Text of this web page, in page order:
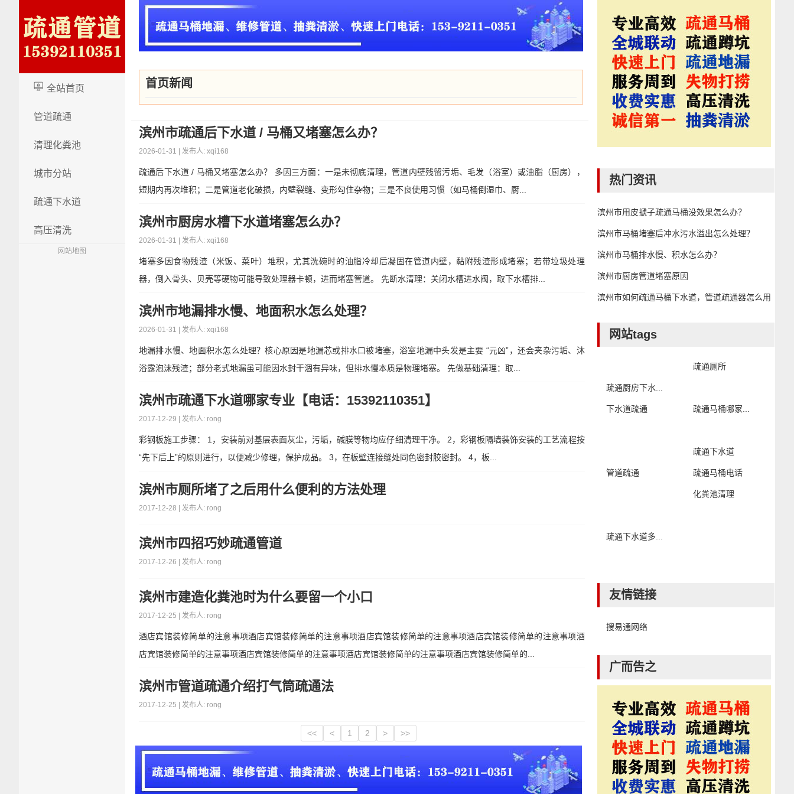
logo全站首页
管道疏通
清理化粪池
城市分站
疏通下水道
高压清洗
网站地图
首页新闻
滨州市疏通后下水道 / 马桶又堵塞怎么办？
2026-01-31 | 发布人: xqi168
疏通后下水道 / 马桶又堵塞怎么办？ 多因三方面：一是未彻底清理，管道内壁残留污垢、毛发（浴室）或油脂（厨房），
短期内再次堆积；二是管道老化破损，内壁裂缝、变形勾住杂物；三是不良使用习惯（如马桶倒湿巾、厨...
滨州市厨房水槽下水道堵塞怎么办？
2026-01-31 | 发布人: xqi168
堵塞多因食物残渣（米饭、菜叶）堆积，尤其洗碗时的油脂冷却后凝固在管道内壁，黏附残渣形成堵塞；若带垃圾处理
器，倒入骨头、贝壳等硬物可能导致处理器卡顿，进而堵塞管道。 先断水清理：关闭水槽进水阀，取下水槽排...
滨州市地漏排水慢、地面积水怎么处理？
2026-01-31 | 发布人: xqi168
地漏排水慢、地面积水怎么处理？核心原因是地漏芯或排水口被堵塞，浴室地漏中头发是主要 “元凶”，还会夹杂污垢、沐
浴露泡沫残渣；部分老式地漏虽可能因水封干涸有异味，但排水慢本质是物理堵塞。 先做基础清理：取...
滨州市疏通下水道哪家专业【电话：15392110351】
2017-12-29 | 发布人: rong
彩钢板施工步骤： 1，安装前对基层表面灰尘，污垢，碱膜等物均应仔细清理干净。 2，彩钢板隔墙装饰安装的工艺流程按
“先下后上”的原则进行，以便减少修理，保护成品。 3，在板壁连接缝处同色密封胶密封。 4，板...
滨州市厕所堵了之后用什么便利的方法处理
2017-12-28 | 发布人: rong
滨州市四招巧妙疏通管道
2017-12-26 | 发布人: rong
滨州市建造化粪池时为什么要留一个小口
2017-12-25 | 发布人: rong
酒店宾馆装修简单的注意事项酒店宾馆装修简单的注意事项酒店宾馆装修简单的注意事项酒店宾馆装修简单的注意事项酒
店宾馆装修简单的注意事项酒店宾馆装修简单的注意事项酒店宾馆装修简单的注意事项酒店宾馆装修简单的...
滨州市管道疏通介绍打气筒疏通法
2017-12-25 | 发布人: rong
<< < 1 2 > >>
热门资讯
滨州市用皮搋子疏通马桶没效果怎么办？
滨州市马桶堵塞后冲水污水溢出怎么处理？
滨州市马桶排水慢、积水怎么办？
滨州市厨房管道堵塞原因
滨州市如何疏通马桶下水道，管道疏通器怎么用
网站tags
疏通厕所
疏通厨房下水...
下水道疏通 疏通马桶哪家...
疏通下水道
管道疏通 疏通马桶电话
化粪池清理
疏通下水道多...
友情链接
搜易通网络
广而告之